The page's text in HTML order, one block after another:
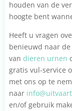
houden van de
hoogte bent
Heeft u vragen
benieuwd naar
van dieren urnen
gratis vul-service
met ons op te
naar
en/of gebruik